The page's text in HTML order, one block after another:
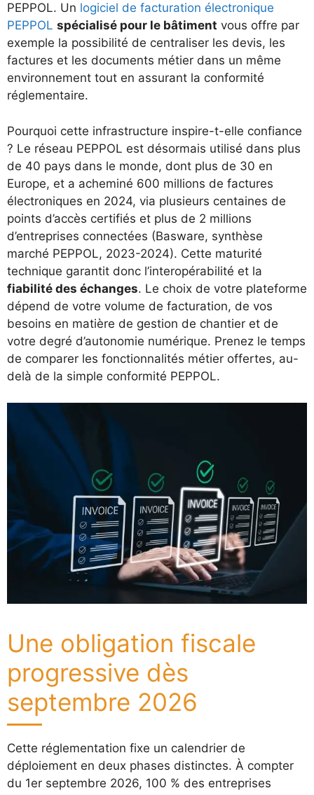
PEPPOL. Un logiciel de facturation électronique
PEPPOL spécialisé pour le bâtiment vous offre par
exemple la possibilité de centraliser les devis, les
factures et les documents métier dans un même
environnement tout en assurant la conformité
réglementaire.
Pourquoi cette infrastructure inspire-t-elle confiance
? Le réseau PEPPOL est désormais utilisé dans plus
de 40 pays dans le monde, dont plus de 30 en
Europe, et a acheminé 600 millions de factures
électroniques en 2024, via plusieurs centaines de
points d’accès certifiés et plus de 2 millions
d’entreprises connectées (Basware, synthèse
marché PEPPOL, 2023-2024). Cette maturité
technique garantit donc l’interopérabilité et la
fiabilité des échanges. Le choix de votre plateforme
dépend de votre volume de facturation, de vos
besoins en matière de gestion de chantier et de
votre degré d’autonomie numérique. Prenez le temps
de comparer les fonctionnalités métier offertes, au-
delà de la simple conformité PEPPOL.
Une obligation fiscale
progressive dès
septembre 2026
Cette réglementation fixe un calendrier de
déploiement en deux phases distinctes. À compter
du 1er septembre 2026, 100 % des entreprises